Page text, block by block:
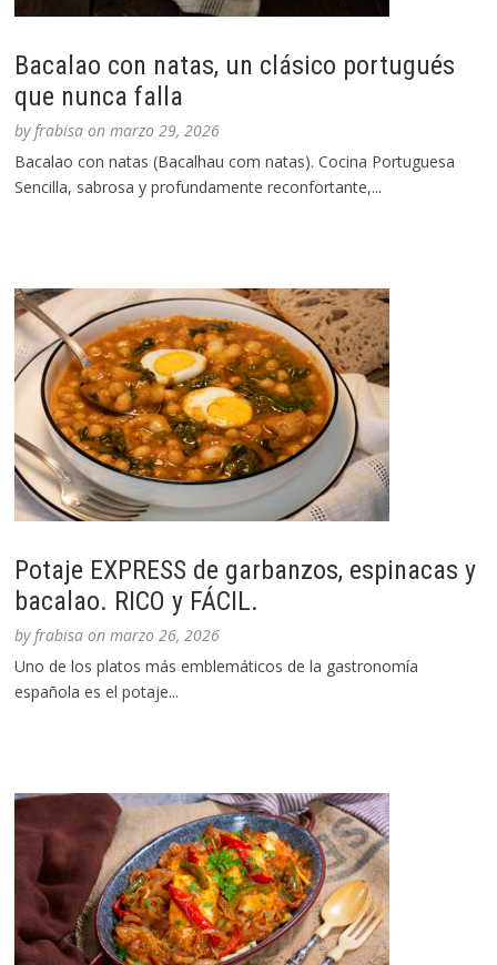
Bacalao con natas, un clásico portugués
que nunca falla
byfrabisa onmarzo 29, 2026
Bacalao con natas (Bacalhau com natas). Cocina Portuguesa
Sencilla, sabrosa y profundamente reconfortante,...
Potaje EXPRESS de garbanzos, espinacas y
bacalao. RICO y FÁCIL.
byfrabisa onmarzo 26, 2026
Uno de los platos más emblemáticos de la gastronomía
española es el potaje...